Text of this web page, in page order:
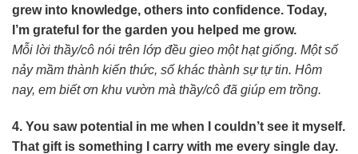
grew into knowledge, others into confidence. Today,
I’m grateful for the garden you helped me grow.
Mỗi lời thầy/cô nói trên lớp đều gieo một hạt giống. Một số
nảy mầm thành kiến thức, số khác thành sự tự tin. Hôm
nay, em biết ơn khu vườn mà thầy/cô đã giúp em trồng.
4. You saw potential in me when I couldn’t see it myself.
That gift is something I carry with me every single day.